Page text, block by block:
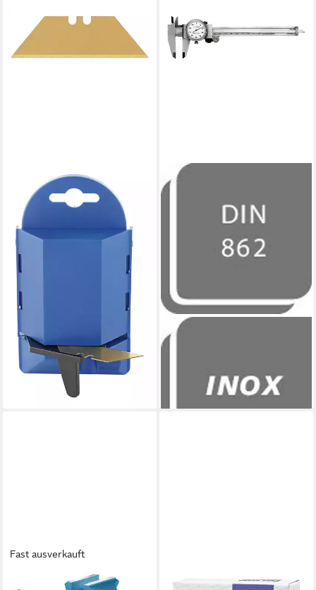
Cuttermesser, (50 Stück),
Trapezklinge a 61 x 19 x 0,6
mm TITAN
15,98 €
lieferbar - in 2-3 Werktagen bei dir
FORUM®
lieferbar - in 2-3 Werktagen bei dir
Fast ausverkauft